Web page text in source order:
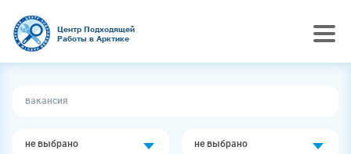
Центр Подходящей
Работы в Арктике
не выбрано не выбрано